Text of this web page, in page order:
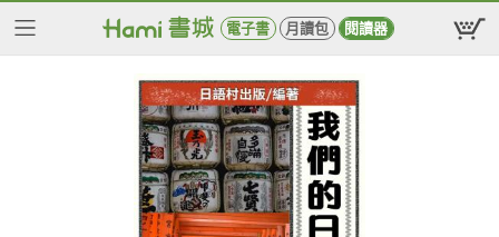
電子書 月讀包 閱讀器